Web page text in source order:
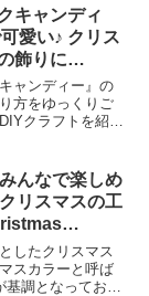
です。 現在では
キャンディ
愛い♪ クリス
飾りに
】
ャンディー』の
方をゆっくりご
クラフトを紹介
登録して頂ける
んなで楽しめ
リスマスの工
したクリスマス
スカラーと呼ば
基調となってお